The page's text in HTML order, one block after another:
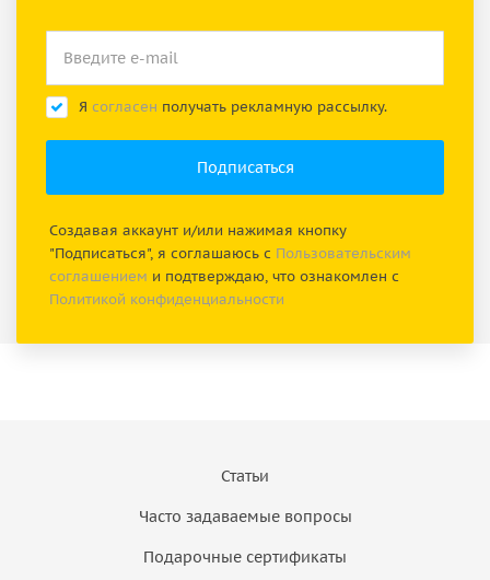
Я согласен получать рекламную рассылку.
Создавая аккаунт и/или нажимая кнопку
"Подписаться", я соглашаюсь с Пользовательским
соглашением и подтверждаю, что ознакомлен с
Политикой конфиденциальности
Статьи
Часто задаваемые вопросы
Подарочные сертификаты